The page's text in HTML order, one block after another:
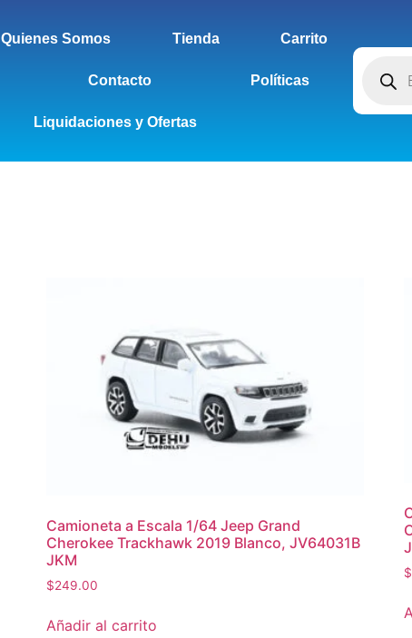
Quienes Somos Tienda Carrito
Contacto Políticas
Liquidaciones y Ofertas
Camioneta a Escala 1/64 Jeep Grand
Cherokee Trackhawk 2019 Blanco, JV64031B
JKM
$249.00
Añadir al carrito
$